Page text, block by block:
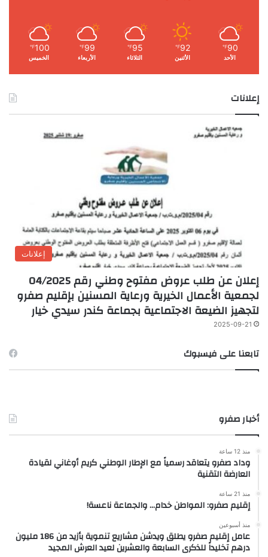
90
℉
الأحد
92
℉
الأثنين
95
℉
الثلاثاء
99
℉
الأربعاء
100
℉
الخميس
إعلانات
إعلانات
إعلان عن طلب عروض مفتوح وطني رقم 04/2025
لجمعية الأعمال الخيرية ورعاية المسنين بإقليم صفرو
لتجهيز الضيعة الاجتماعية بجماعة كندر سيدي خيار
2025-09-21
تابعنا على فيسبوك
أخبار صفرو
منذ 12 ساعة
وداد صفرو يتعاقد رسمياً مع الإطار الوطني كريم أوغاني لقيادة
العارضة التقنية
منذ 21 ساعة
إقليم صفرو: المواطن خدام… والجماعة ناعسة!
منذ أسبوعين
عامل إقليم صفرو يطلق ويدشن مشاريع تنموية بأزيد من 186 مليون
درهم تخليداً للذكرى السابعة والعشرين لعيد العرش المجيد